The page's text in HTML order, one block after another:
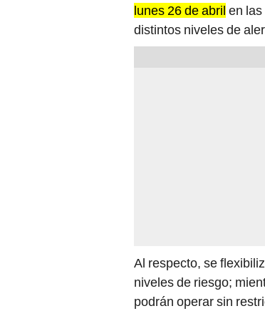
lunes 26 de abril en
distintos niveles de
Al respecto, se
niveles de riesgo;
podrán operar sin